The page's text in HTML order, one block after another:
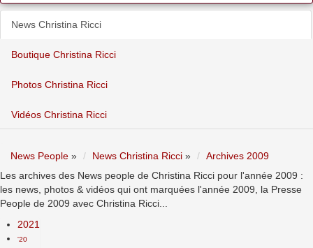
News Christina Ricci
Boutique Christina Ricci
Photos Christina Ricci
Vidéos Christina Ricci
News People » News Christina Ricci »
Archives 2009
Les archives des News people de Christina Ricci pour l'année 2009 :
les news, photos & vidéos qui ont marquées l'année 2009, la Presse
People de 2009 avec Christina Ricci...
2021
'20